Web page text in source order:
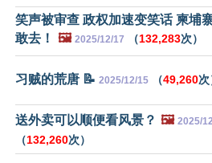
笑声被审查 政权加速变笑话 柬埔
敢去！
🖼️ 2025/12/17 （132,283次）
习贼的荒唐 📝 2025/12/15 （49,260次
送外卖可以顺便看风景？ 🖼️ 2025/
（132,260次）